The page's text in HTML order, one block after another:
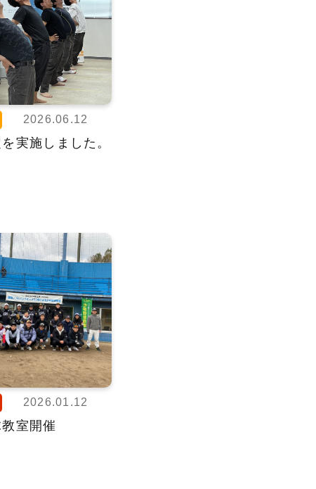
2026.06.12
実施しました。
2026.01.12
室開催